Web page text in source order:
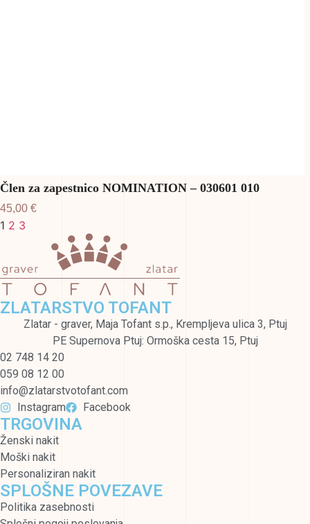
Člen za zapestnico NOMINATION – 030601 010
45,00 €
1 2 3
ZLATARSTVO TOFANT
Zlatar - graver, Maja Tofant s.p., Krempljeva ulica 3, Ptuj
PE Supernova Ptuj: Ormoška cesta 15, Ptuj
02 748 14 20
059 08 12 00
info@zlatarstvotofant.com
Instagram
Facebook
TRGOVINA
Ženski nakit
Moški nakit
Personaliziran nakit
SPLOŠNE POVEZAVE
Politika zasebnosti